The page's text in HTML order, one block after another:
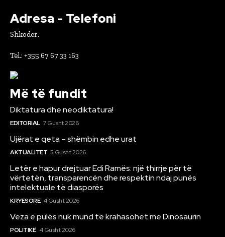
Adresa - Telefoni
Shkoder.
Tel.: +355 67 67 33 163
Më të fundit
Diktatura dhe neodiktatura!
EDITORIAL 7 Gusht 2026
Ujërat e qeta – shëmbin edhe urat
AKTUALITET 5 Gusht 2026
Letër e hapur drejtuar Edi Ramës: një thirrje për të
vërtetën, transparencën dhe respektin ndaj punës
intelektuale të diasporës
KRYESORE 4 Gusht 2026
Veza e pulës nuk mund të krahasohet me Dinosaurin
POLITIKË 4 Gusht 2026